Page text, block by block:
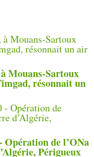
Mouans-Sartoux
résonnait un
Opération de l’ONa
Périgueux